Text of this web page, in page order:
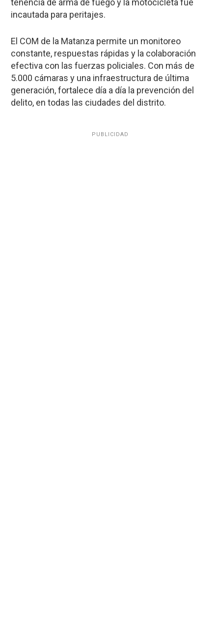
tenencia de arma de fuego y la motocicleta fue
incautada para peritajes.
El COM de la Matanza permite un monitoreo
constante, respuestas rápidas y la colaboración
efectiva con las fuerzas policiales. Con más de
5.000 cámaras y una infraestructura de última
generación, fortalece día a día la prevención del
delito, en todas las ciudades del distrito.
PUBLICIDAD